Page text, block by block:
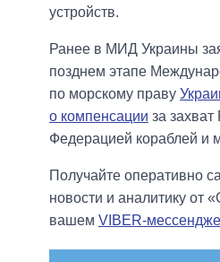
устройств.
Ранее в МИД Украины
позднем этапе
по морскому праву
о компенсации за захват
Федерацией кораблей и
Получайте оперативно
новости и аналитику от
вашем VIBER-